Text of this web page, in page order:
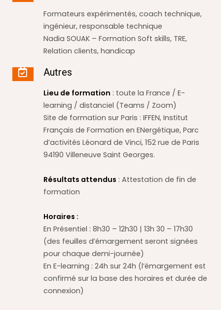
Formateurs expérimentés, coach technique,
ingénieur, responsable technique
Nadia SOUAK – Formation Soft skills, TRE,
Relation clients, handicap
Autres
Lieu de formation : toute la France / E-
learning / distanciel (Teams / Zoom)
Site de formation sur Paris : IFFEN, Institut
Français de Formation en ENergétique, Parc
d’activités Léonard de Vinci, 152 rue de Paris
94190 Villeneuve Saint Georges.
Résultats attendus : Attestation de fin de
formation
Horaires :
En Présentiel : 8h30 – 12h30 | 13h 30 – 17h30
(des feuilles d’émargement seront signées
pour chaque demi-journée)
En E-learning : 24h sur 24h (l’émargement est
confirmé sur la base des horaires et durée de
connexion)